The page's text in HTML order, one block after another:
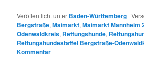
Veröffentlicht unter Baden-Württemberg |
Bergstraße,Maimarkt,Maimarkt Mannheim
Odenwaldkreis, Rettungshunde,
Rettungshundestaffel Bergstraße-
Kommentar